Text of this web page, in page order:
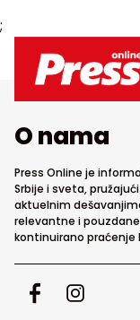
;
O nama
Press Online je
Srbije i sveta,
aktuelnim
relevantne i
kontinuirano praćenje